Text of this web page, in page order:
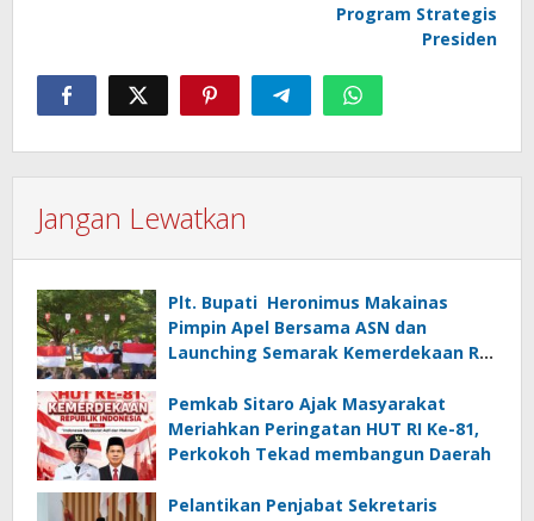
Program Strategis
Presiden
Jangan Lewatkan
Plt. Bupati Heronimus Makainas
Pimpin Apel Bersama ASN dan
Launching Semarak Kemerdekaan RI
Pemkab Sitaro Ajak Masyarakat
Meriahkan Peringatan HUT RI Ke-81,
Perkokoh Tekad membangun Daerah
Pelantikan Penjabat Sekretaris